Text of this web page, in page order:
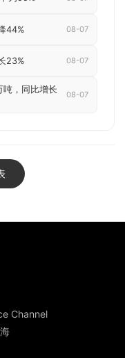
44% 08-07
23% 08-07
吨，同比增长
08-07
Channel